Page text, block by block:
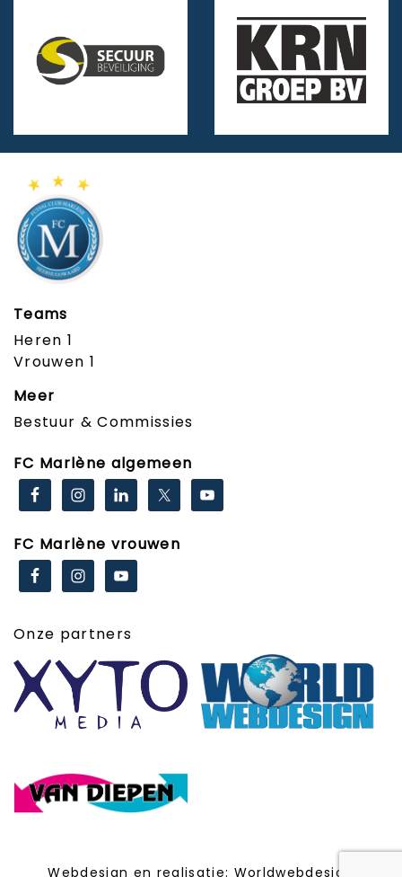
Teams
Heren 1
Vrouwen 1
Meer
Bestuur & Commissies
FC Marlène algemeen
FC Marlène vrouwen
Onze partners
Webdesign en realisatie: Worldwebdesign